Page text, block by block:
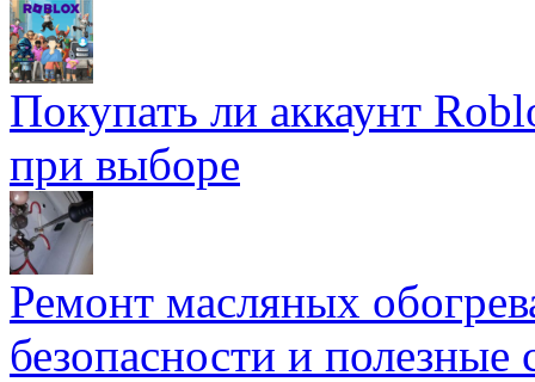
Покупать ли аккаунт
при выборе
Ремонт масляных
безопасности и полезные